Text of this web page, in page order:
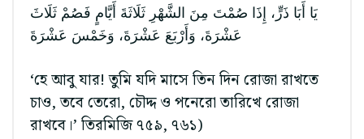
يَا أَبَا ذَرٍّ، إِذَا صُمْتَ مِنَ الشَّهْرِ ثَلَاثَةَ أَيَّامٍ فَصُمْ ثَلَاثَ
عَشْرَةَ، وَأَرْبَعَ عَشْرَةَ، وَخَمْسَ عَشْرَةَ
‘হে আবু যার! তুমি যদি মাসে তিন দিন রোজা রাখতে
চাও, তবে তেরো, চৌদ্দ ও পনেরো তারিখে রোজা
রাখবে।’ তিরমিজি ৭৫৯, ৭৬১)